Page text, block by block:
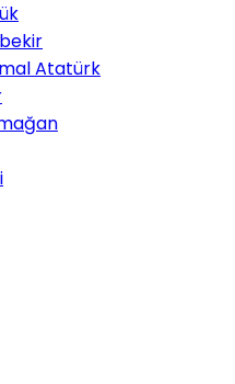
Atatürk